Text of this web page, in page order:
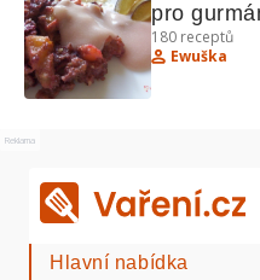
pro
180 receptů
Ewuška
Reklama
Hlavní nabídka